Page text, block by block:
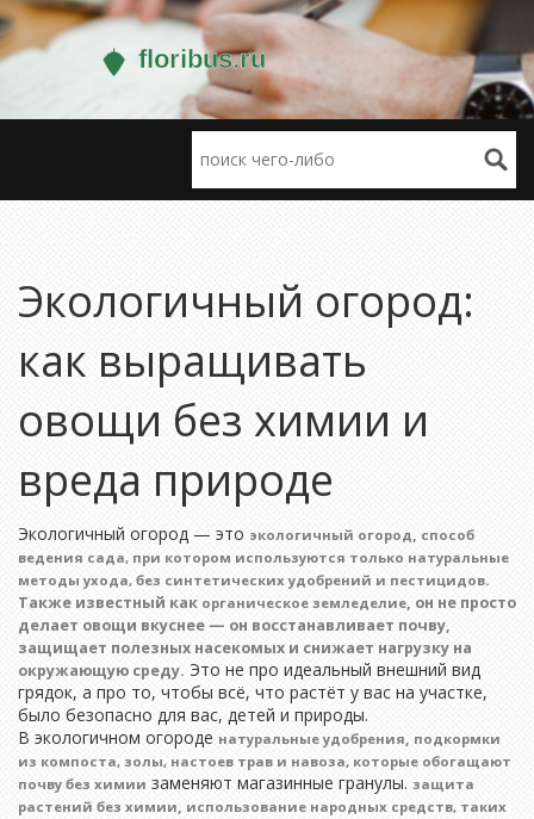
Экологичный огород:
как выращивать
овощи без химии и
вреда природе
Экологичный огород — это экологичный огород, способ
ведения сада, при котором используются только натуральные
методы ухода, без синтетических удобрений и пестицидов.
Также известный как органическое земледелие, он не просто
делает овощи вкуснее — он восстанавливает почву,
защищает полезных насекомых и снижает нагрузку на
окружающую среду. Это не про идеальный внешний вид
грядок, а про то, чтобы всё, что растёт у вас на участке,
было безопасно для вас, детей и природы.
В экологичном огороде натуральные удобрения, подкормки
из компоста, золы, настоев трав и навоза, которые обогащают
почву без химии заменяют магазинные гранулы. защита
растений без химии, использование народных средств, таких